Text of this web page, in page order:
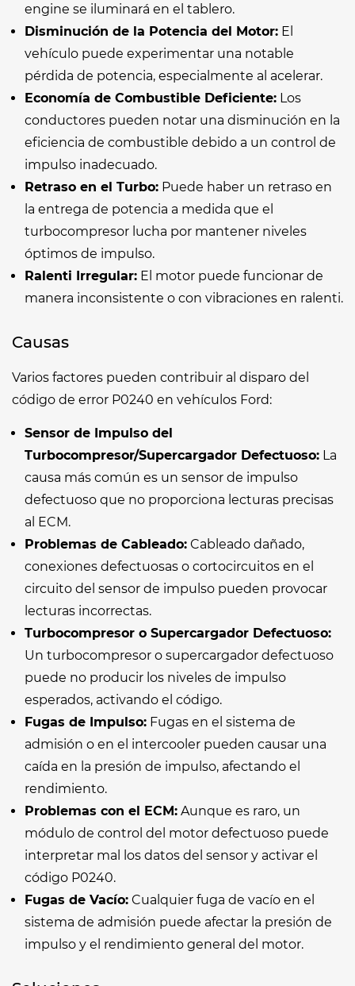
engine se iluminará en el tablero.
Disminución de la Potencia del Motor: El
vehículo puede experimentar una notable
pérdida de potencia, especialmente al acelerar.
Economía de Combustible Deficiente: Los
conductores pueden notar una disminución en la
eficiencia de combustible debido a un control de
impulso inadecuado.
Retraso en el Turbo: Puede haber un retraso en
la entrega de potencia a medida que el
turbocompresor lucha por mantener niveles
óptimos de impulso.
Ralenti Irregular: El motor puede funcionar de
manera inconsistente o con vibraciones en ralenti.
Causas
Varios factores pueden contribuir al disparo del
código de error P0240 en vehículos Ford:
Sensor de Impulso del
Turbocompresor/Supercargador Defectuoso: La
causa más común es un sensor de impulso
defectuoso que no proporciona lecturas precisas
al ECM.
Problemas de Cableado: Cableado dañado,
conexiones defectuosas o cortocircuitos en el
circuito del sensor de impulso pueden provocar
lecturas incorrectas.
Turbocompresor o Supercargador Defectuoso:
Un turbocompresor o supercargador defectuoso
puede no producir los niveles de impulso
esperados, activando el código.
Fugas de Impulso: Fugas en el sistema de
admisión o en el intercooler pueden causar una
caída en la presión de impulso, afectando el
rendimiento.
Problemas con el ECM: Aunque es raro, un
módulo de control del motor defectuoso puede
interpretar mal los datos del sensor y activar el
código P0240.
Fugas de Vacío: Cualquier fuga de vacío en el
sistema de admisión puede afectar la presión de
impulso y el rendimiento general del motor.